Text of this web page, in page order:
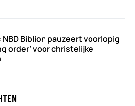
NBD Biblion pauzeert voorlopig
order’ voor christelijke